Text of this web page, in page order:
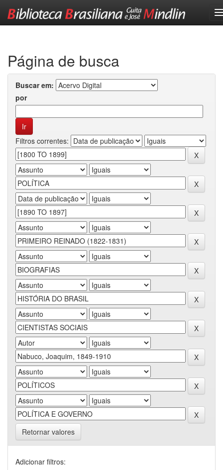
Página de busca
Buscar em:
por
Filtros correntes:
Retornar valores
Adicionar filtros: